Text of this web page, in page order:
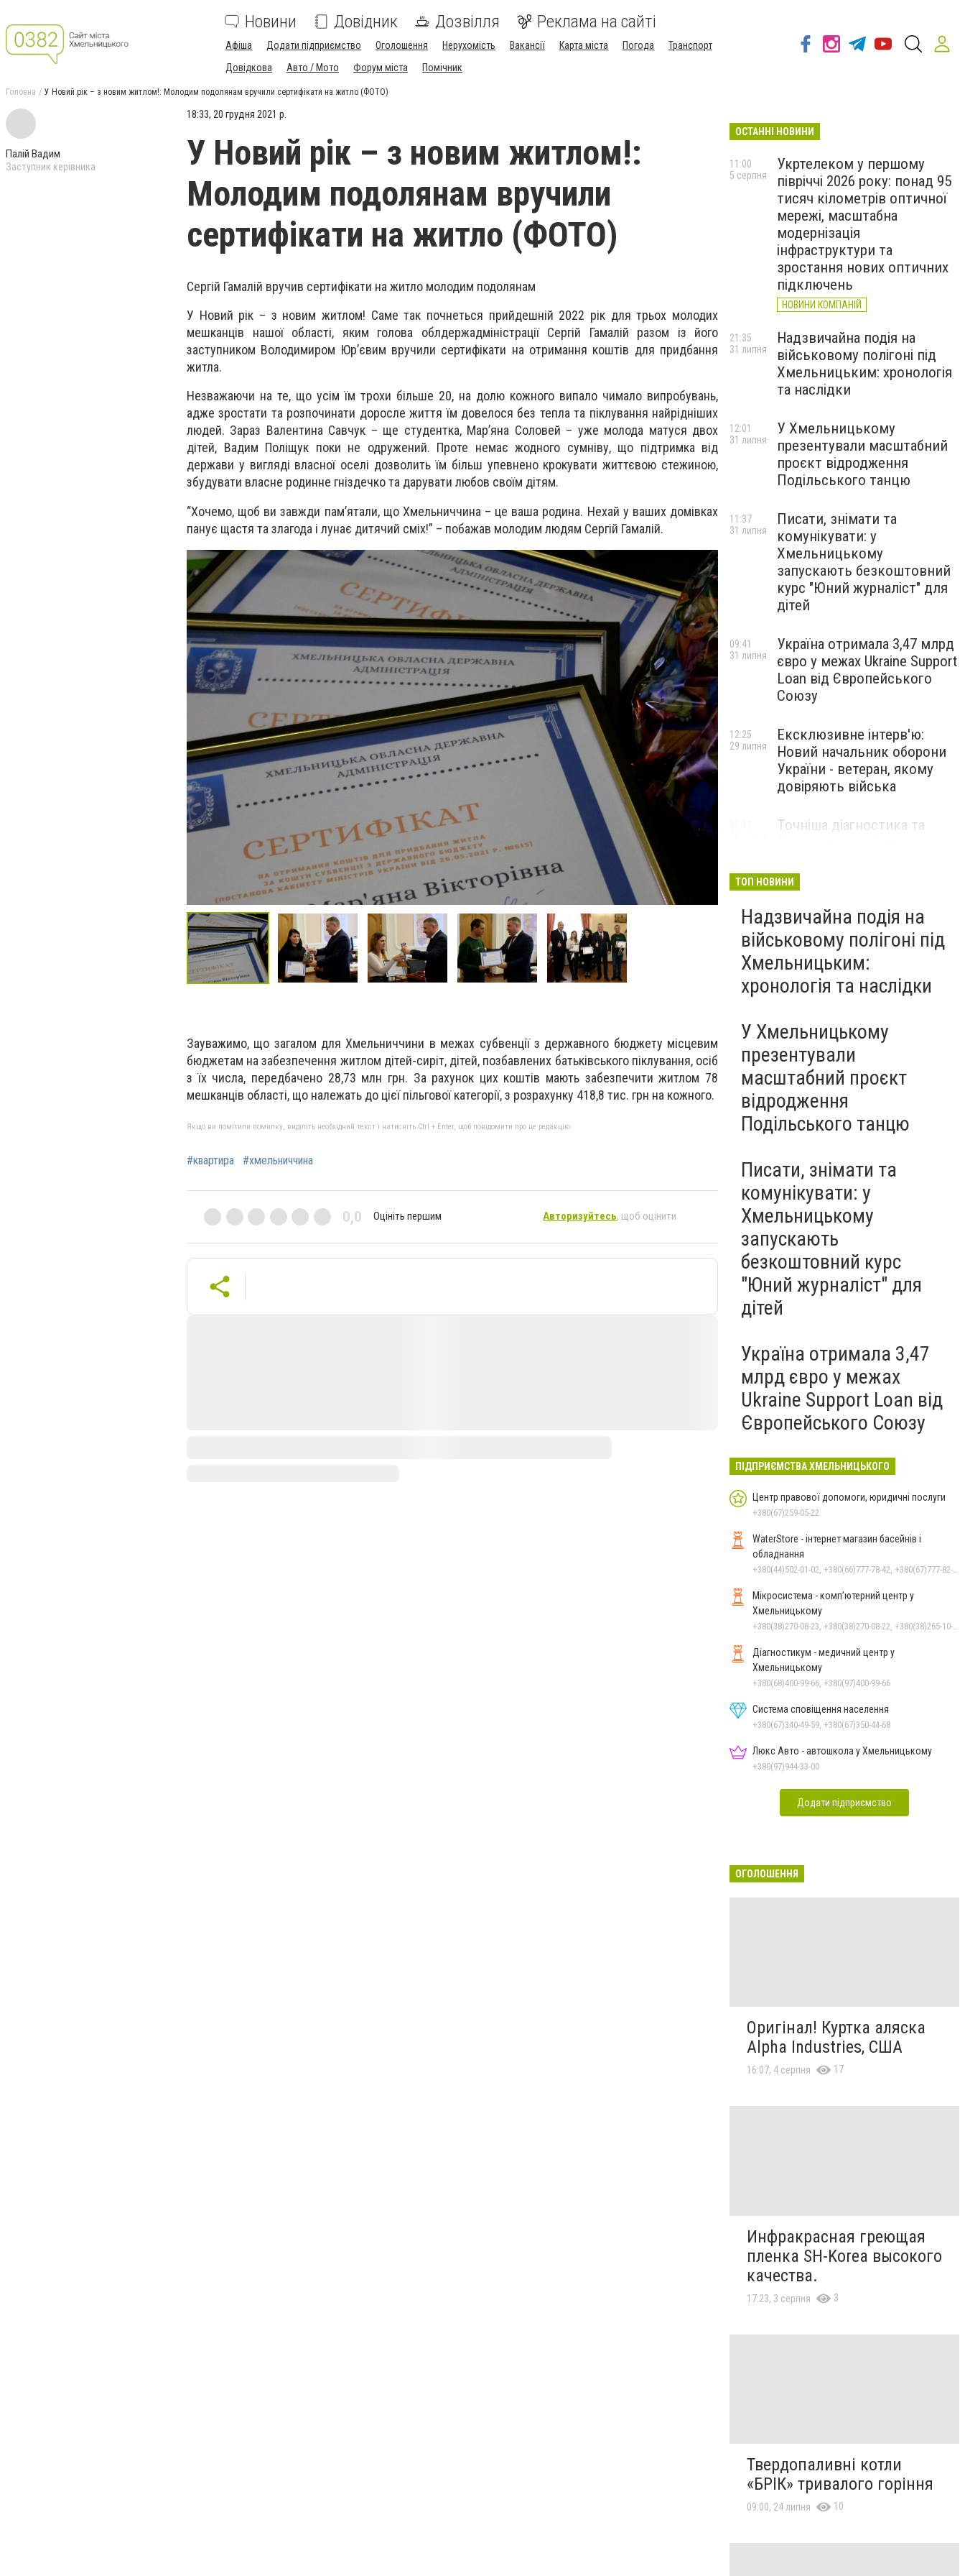
Новини Довідник Дозвілля Реклама на сайті
Афіша Додати підприємство Оголошення Нерухомість Вакансії Карта міста Погода
Транспорт
Довідкова
Авто / Мото Форум міста Помічник
Головна У Новий рік – з новим житлом!: Молодим подолянам вручили сертифікати на житло (ФОТО)
Палій Вадим
Заступник керівника
18:33, 20 грудня 2021 р.
У Новий рік – з новим житлом!:
Молодим подолянам вручили
сертифікати на житло (ФОТО)
Сергій Гамалій вручив сертифікати на житло молодим подолянам
У Новий рік – з новим житлом! Саме так почнеться прийдешній 2022 рік для трьох молодих
мешканців нашої області, яким голова облдержадміністрації Сергій Гамалій разом із його
заступником Володимиром Юр’євим вручили сертифікати на отримання коштів для придбання
житла.
Незважаючи на те, що усім їм трохи більше 20, на долю кожного випало чимало випробувань,
адже зростати та розпочинати доросле життя їм довелося без тепла та піклування найрідніших
людей. Зараз Валентина Савчук – ще студентка, Мар’яна Соловей – уже молода матуся двох
дітей, Вадим Поліщук поки не одружений. Проте немає жодного сумніву, що підтримка від
держави у вигляді власної оселі дозволить їм більш упевнено крокувати життєвою стежиною,
збудувати власне родинне гніздечко та дарувати любов своїм дітям.
“Хочемо, щоб ви завжди пам’ятали, що Хмельниччина – це ваша родина. Нехай у ваших домівках
панує щастя та злагода і лунає дитячий сміх!” – побажав молодим людям Сергій Гамалій.
Зауважимо, що загалом для Хмельниччини в межах субвенції з державного бюджету місцевим
бюджетам на забезпечення житлом дітей-сиріт, дітей, позбавлених батьківського піклування, осіб
з їх числа, передбачено 28,73 млн грн. За рахунок цих коштів мають забезпечити житлом 78
мешканців області, що належать до цієї пільгової категорії, з розрахунку 418,8 тис. грн на кожного.
Якщо ви помітили помилку, виділіть необхідний текст і натисніть Ctrl + Enter, щоб повідомити про це редакцію
#квартира #хмельниччина
0,0 Оцініть першим Авторизуйтесь, щоб оцінити
ОСТАННІ НОВИНИ
Укртелеком у першому
півріччі 2026 року: понад 95
тисяч кілометрів оптичної
мережі, масштабна
модернізація
інфраструктури та
зростання нових оптичних
підключень
НОВИНИ КОМПАНІЙ
11:00
5 серпня
Надзвичайна подія на
військовому полігоні під
Хмельницьким: хронологія
та наслідки
21:35
31 липня
У Хмельницькому
презентували масштабний
проєкт відродження
Подільського танцю
12:01
31 липня
Писати, знімати та
комунікувати: у
Хмельницькому
запускають безкоштовний
курс "Юний журналіст" для
дітей
11:37
31 липня
Україна отримала 3,47 млрд
євро у межах Ukraine Support
Loan від Європейського
Союзу
09:41
31 липня
Ексклюзивне інтерв'ю:
Новий начальник оборони
України - ветеран, якому
довіряють війська
12:25
29 липня
Точніша діагностика та
протипухлинному центрі
запрацював новий
томограф
Паперовий флот замість
Чорноморського: як реальні
втрати Росії перетворилися
на дитячу аплікацію
23:42
27 липня
ТОП НОВИНИ
Надзвичайна подія на
військовому полігоні під
Хмельницьким:
хронологія та наслідки
У Хмельницькому
презентували
масштабний проєкт
відродження
Подільського танцю
Писати, знімати та
комунікувати: у
Хмельницькому
запускають
безкоштовний курс
"Юний журналіст" для
дітей
Україна отримала 3,47
млрд євро у межах
Ukraine Support Loan від
Європейського Союзу
ПІДПРИЄМСТВА ХМЕЛЬНИЦЬКОГО
Центр правової допомоги, юридичні послуги
+380(67)259-05-22
WaterStore - інтернет магазин басейнів і
обладнання
+380(44)502-01-02, +380(66)777-78-42, +380(67)777-82-19, +380(67)890-80-80, +380(73)890-80-80, +380(44)502-01-03
Мікросистема - комп’ютерний центр у
Хмельницькому
+380(38)270-08-23, +380(38)270-08-22, +380(38)265-10-45, +380(38)276-40-56
Діагностикум - медичний центр у
Хмельницькому
+380(68)400-99-66, +380(97)400-99-66
Система сповіщення населення
+380(67)340-49-59, +380(67)350-44-68
Люкс Авто - автошкола у Хмельницькому
+380(97)944-33-00
Додати підприємство
ОГОЛОШЕННЯ
Оригінал! Куртка аляска
Alpha Industries, США
16:07, 4 серпня 17
Инфракрасная греющая
пленка SH-Korea высокого
качества.
17:23, 3 серпня 3
Твердопаливні котли
«БРІК» тривалого горіння
09:00, 24 липня 10